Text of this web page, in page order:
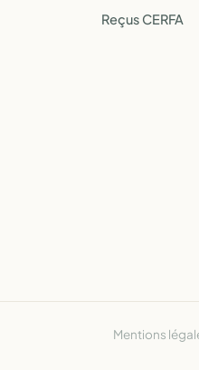
Reçus CERFA
Mentions